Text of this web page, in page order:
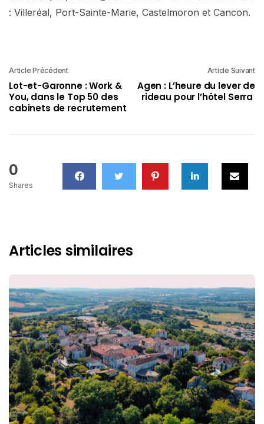
: Villeréal, Port-Sainte-Marie, Castelmoron et Cancon.
Article Précédent
Lot-et-Garonne : Work &
You, dans le Top 50 des
cabinets de recrutement
Article Suivant
Agen : L’heure du lever de
rideau pour l’hôtel Serra
0
Shares
Articles similaires